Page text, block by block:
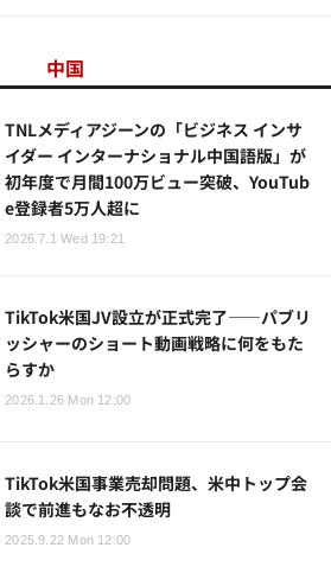
中国
TNLメディアジーンの「ビジネス インサ
イダー インターナショナル中国語版」が
初年度で月間100万ビュー突破、YouTub
e登録者5万人超に
2026.7.1 Wed 19:21
TikTok米国JV設立が正式完了——パブリ
ッシャーのショート動画戦略に何をもた
らすか
2026.1.26 Mon 12:00
TikTok米国事業売却問題、米中トップ会
談で前進もなお不透明
2025.9.22 Mon 12:00